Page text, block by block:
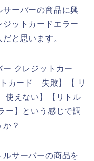
ーバーの商品に興
ットカードエラー
と思います。
クレジットカー
カード 失敗】【 リ
使えない】【リトル
】という感じで調
？
サーバーの商品を